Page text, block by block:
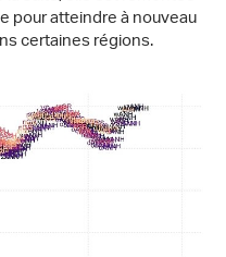
pour atteindre à nouveau
certaines régions.